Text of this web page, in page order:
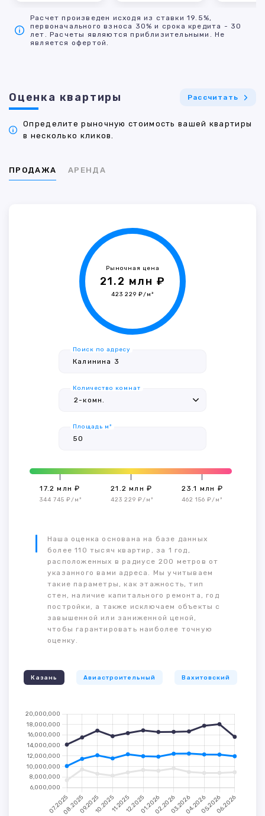
Расчет произведен исходя из ставки 19.5%,
первоначального взноса 30% и срока кредита - 30
лет. Расчеты являются приблизительными. Не
является офертой.
Оценка квартиры Рассчитать
Определите рыночную стоимость вашей квартиры
в несколько кликов.
ПРОДАЖА АРЕНДА
Рыночная цена
21.2 млн ₽
423 229 ₽/м²
Поиск по адресу
Количество комнат
Площадь м²
17.2 млн ₽
344 745 ₽/м²
21.2 млн ₽
423 229 ₽/м²
23.1 млн ₽
462 156 ₽/м²
Наша оценка основана на базе данных
более 110 тысяч квартир, за 1 год,
расположенных в радиусе 200 метров от
указанного вами адреса. Мы учитываем
такие параметры, как этажность, тип
стен, наличие капитального ремонта, год
постройки, а также исключаем объекты с
завышенной или заниженной ценой,
чтобы гарантировать наиболее точную
оценку.
Казань Авиастроительный Вахитовский